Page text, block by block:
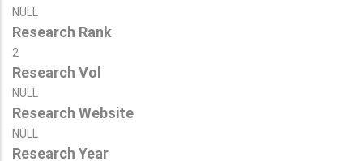
NULL
Research Rank
2
Research Vol
NULL
Research Website
NULL
Research Year